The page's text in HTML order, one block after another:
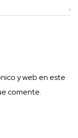
y web en este
comente.